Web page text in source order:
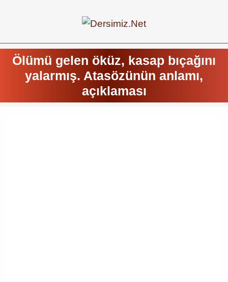
Ölümü gelen öküz, kasap bıçağını
yalarmış. Atasözünün anlamı,
açıklaması